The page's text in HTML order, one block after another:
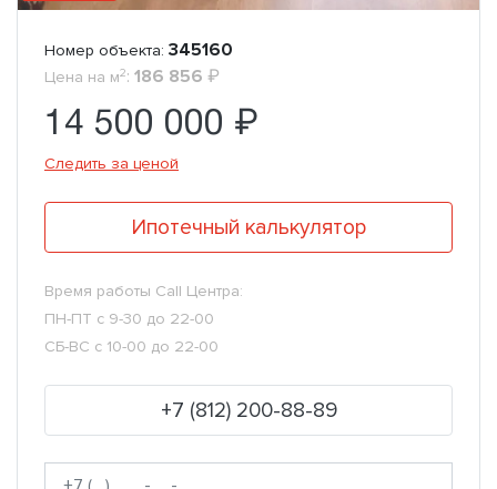
Номер объекта: 345160
Цена на м2: 186 856 ₽
14 500 000 ₽
Следить за ценой
Ипотечный калькулятор
Время работы Call Центра:
ПН-ПТ с 9-30 до 22-00
СБ-ВС с 10-00 до 22-00
+7 (812) 200-88-89